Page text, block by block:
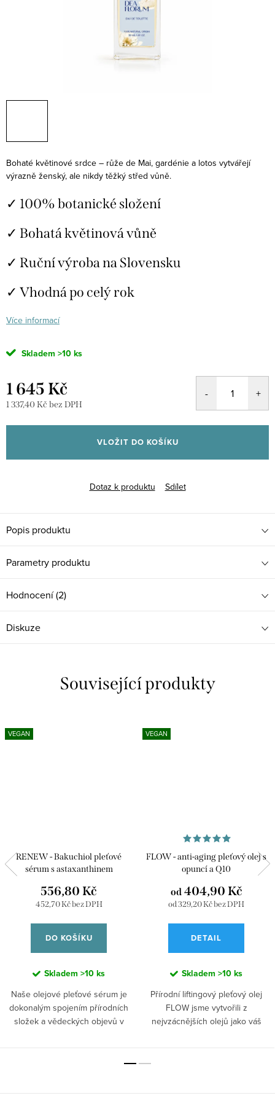
Bohaté květinové srdce – růže de Mai, gardénie a lotos vytvářejí
výrazně ženský, ale nikdy těžký střed vůně.
✓ 100% botanické složení
✓ Bohatá květinová vůně
✓ Ruční výroba na Slovensku
✓ Vhodná po celý rok
Více informací
Skladem >10 ks
1 645 Kč
1 337,40 Kč bez DPH
cena:
VLOŽIT DO KOŠÍKU
Dotaz k produktu Sdílet
Popis produktu
Parametry produktu
Hodnocení (2)
Diskuze
Související produkty
VEGAN
RENEW - Bakuchiol pleťové
sérum s astaxanthinem
452,70 Kč bez DPH
556,80 Kč
DO KOŠÍKU
Skladem >10 ks
Naše olejové pleťové sérum je
dokonalým spojením přírodních
složek a vědeckých objevů v
astaxanthin, opuncii, goji olej a
VEGAN
FLOW - anti-aging pleťový olej s
opuncí a Q10
od 329,20 Kč bez DPH
od404,90 Kč
DETAIL
Skladem >10 ks
Přírodní liftingový pleťový olej
FLOW jsme vytvořili z
nejvzácnějších olejů jako váš
vzácným momentem, který patří